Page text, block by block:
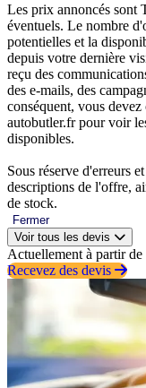
Les prix annoncés sont
éventuels. Le nombre
potentielles et la
depuis votre dernière
reçu des
des e-mails, des
conséquent, vous
autobutler.fr pour voir
disponibles.
Sous réserve d'erreurs
descriptions de l'offre,
de stock.
Fermer
Voir tous les devis
Actuellement à partir
Recevez des devis